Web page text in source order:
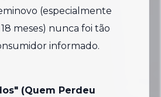
(especialmente
meses) nunca foi tão
informado.
(Quem Perdeu